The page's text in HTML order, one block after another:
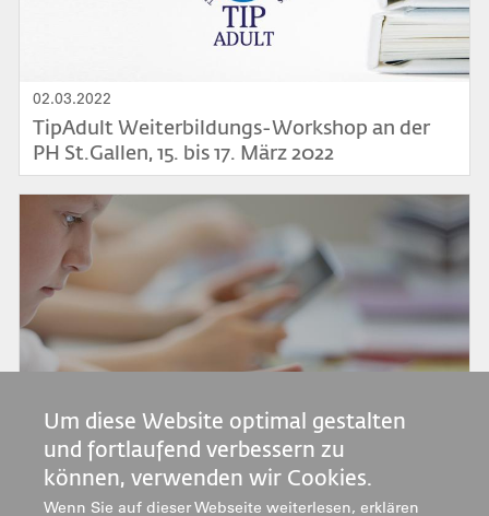
02.03.2022
TipAdult Weiterbildungs-Workshop an der
PH St.Gallen, 15. bis 17. März 2022
IT-Bildungsoffensive Teilprojekt 1b
«Überfachliche Kompetenzen»: Bericht zur
Befragung von Lehrpersonen und
Schulleitungen
Bild
Um diese Website optimal gestalten
und fortlaufend verbessern zu
können, verwenden wir Cookies.
Wenn Sie auf dieser Webseite weiterlesen, erklären